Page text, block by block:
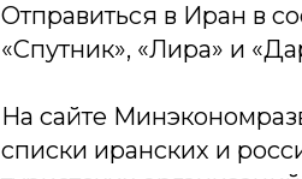
Отправиться в Иран в
«Спутник», «Лира» и
На сайте
списки иранских и